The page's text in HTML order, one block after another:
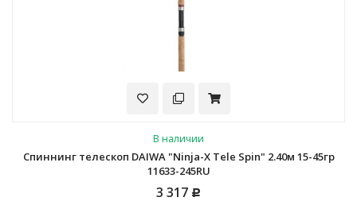
В наличии
Спиннинг телескоп DAIWA "Ninja-X Tele Spin" 2.40м 15-45гр
11633-245RU
3 317 Р